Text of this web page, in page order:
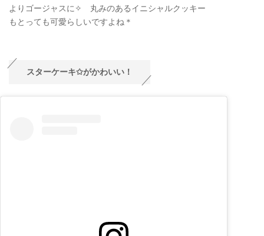
よりゴージャスに✧ 丸みのあるイニシャルクッキー
もとっても可愛らしいですよね＊
スターケーキ✩がかわいい！